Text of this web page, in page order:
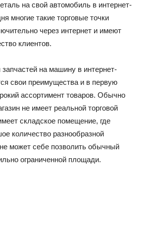
на свой автомобиль в интернет-
многие такие торговые точки
через интернет и имеют
клиентов.
на машину в интернет-
свои преимущества и в первую
ассортимент товаров. Обычно
не имеет реальной торговой
складское помещение, где
количество разнообразной
может себе позволить обычный
ограниченной площади.